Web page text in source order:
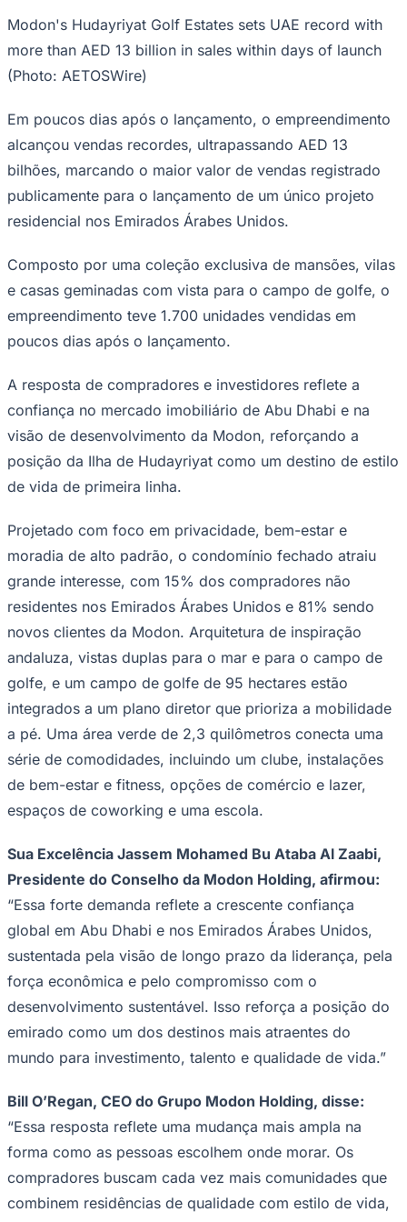
Para Sua Empresa
Anuncie Regional
Vagas na RegiãoNovo
Hub de Negócios
Guia Comercial
Selo Verificado
Portal Educacional
Agenda de Vestibulares
Vagas de Emprego
Panorama Econômico
Para Sua Empresa
Anuncie no Portal
Verificar Empresa Novo
Publicidade Legal
NBA
NFL
Fórmula 1
UFC
Tênis (ATP)
MLB
Atletismo
NBB
Competições de Futebol
Brasileirão Série A
Brasileirão Série B
Paulistão
Libertadores
Sul-Americana
Copa América
Champions League
Premier League
La Liga
Bundesliga
Mundial 2026
Modon's Hudayriyat Golf Estates sets UAE record with
more than AED 13 billion in sales within days of launch
(Photo: AETOSWire)
Em poucos dias após o lançamento, o empreendimento
alcançou vendas recordes, ultrapassando AED 13
bilhões, marcando o maior valor de vendas registrado
publicamente para o lançamento de um único projeto
residencial nos Emirados Árabes Unidos.
Composto por uma coleção exclusiva de mansões, vilas
e casas geminadas com vista para o campo de golfe, o
empreendimento teve 1.700 unidades vendidas em
poucos dias após o lançamento.
A resposta de compradores e investidores reflete a
confiança no mercado imobiliário de Abu Dhabi e na
visão de desenvolvimento da Modon, reforçando a
posição da Ilha de Hudayriyat como um destino de estilo
de vida de primeira linha.
Projetado com foco em privacidade, bem-estar e
moradia de alto padrão, o condomínio fechado atraiu
grande interesse, com 15% dos compradores não
residentes nos Emirados Árabes Unidos e 81% sendo
novos clientes da Modon. Arquitetura de inspiração
andaluza, vistas duplas para o mar e para o campo de
golfe, e um campo de golfe de 95 hectares estão
integrados a um plano diretor que prioriza a mobilidade
a pé. Uma área verde de 2,3 quilômetros conecta uma
série de comodidades, incluindo um clube, instalações
de bem-estar e fitness, opções de comércio e lazer,
espaços de coworking e uma escola.
Sua Excelência Jassem Mohamed Bu Ataba Al Zaabi,
Presidente do Conselho da Modon Holding, afirmou:
“Essa forte demanda reflete a crescente confiança
global em Abu Dhabi e nos Emirados Árabes Unidos,
sustentada pela visão de longo prazo da liderança, pela
força econômica e pelo compromisso com o
desenvolvimento sustentável. Isso reforça a posição do
emirado como um dos destinos mais atraentes do
mundo para investimento, talento e qualidade de vida.”
Bill O’Regan, CEO do Grupo Modon Holding, disse:
“Essa resposta reflete uma mudança mais ampla na
forma como as pessoas escolhem onde morar. Os
compradores buscam cada vez mais comunidades que
combinem residências de qualidade com estilo de vida,